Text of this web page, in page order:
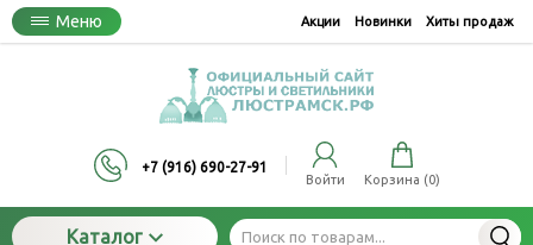
Меню Акции Новинки Хиты продаж
+7 (916) 690-27-91
Войти Корзина (0)
Каталог